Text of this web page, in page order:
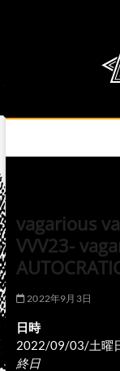
vagarious
VVV23-
2022年9月3日
日時
2022/09/03/土曜
終日